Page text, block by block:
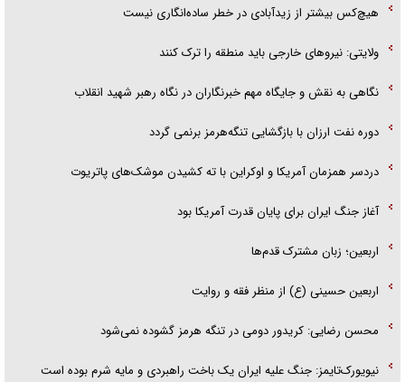
هیچ‌کس بیشتر از زیدآبادی در خطر ساده‌انگاری نیست
ولایتی: نیرو‌های خارجی باید منطقه را ترک کنند
نگاهی به نقش و جایگاه مهم خبرنگاران در نگاه رهبر شهید انقلاب
دوره نفت ارزان با بازگشایی تنگه‌هرمز برنمی گردد
دردسر همزمان آمریکا و اوکراین با ته کشیدن موشک‌های پاتریوت
آغاز جنگ ایران برای پایان قدرت آمریکا بود
اربعین؛ زبان مشترک قدم‌ها
اربعین حسینی (ع) از منظر فقه و روایت
محسن رضایی: کریدور دومی در تنگه هرمز گشوده نمی‌شود
نیویورک‌تایمز: جنگ علیه ایران یک باخت راهبردی و مایه شرم بوده است